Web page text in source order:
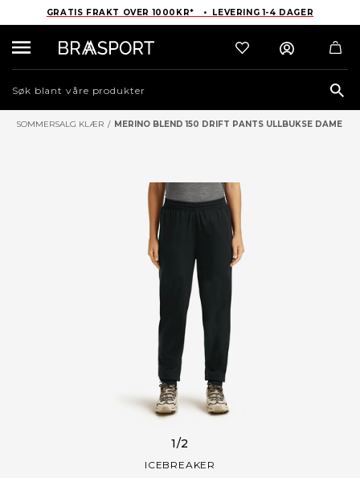
GRATIS FRAKT OVER 1000KR* • LEVERING 1-4 DAGER
SOMMERSALG KLÆR / MERINO BLEND 150 DRIFT PANTS ULLBUKSE DAME
1/2
ICEBREAKER